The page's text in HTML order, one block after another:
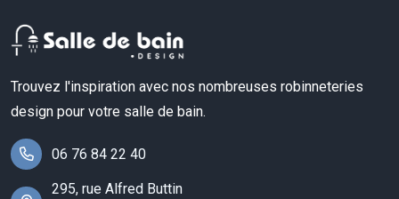
Trouvez l'inspiration avec nos nombreuses robinneteries
design pour votre salle de bain.
06 76 84 22 40
295, rue Alfred Buttin